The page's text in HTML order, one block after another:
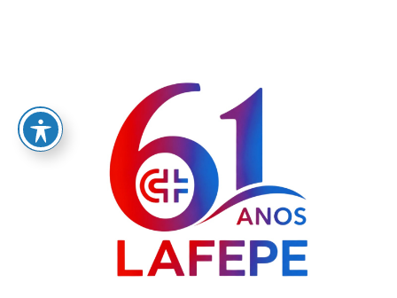
LABORATÓRIO FARMACÊUTICO DO ESTADO DE PERNAMBUCO
GOVERNADOR MIGUEL ARRAES - LAFEPE AVISO DE COTAÇÃO Nº 031/2026